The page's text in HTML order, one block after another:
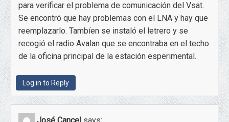
para verificar el problema de comunicación del Vsat.
Se encontró que hay problemas con el LNA y hay que
reemplazarlo. Tambíen se instaló el letrero y se
recogió el radio Avalan que se encontraba en el techo
de la oficina principal de la estación esperimental.
Log in to Reply